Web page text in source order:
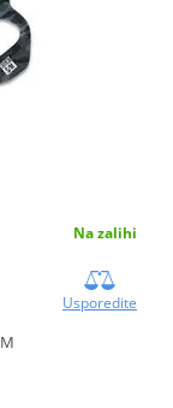
Na zalihi
Usporedite